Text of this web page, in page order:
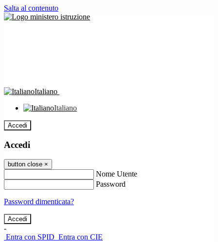
Salta al contenuto
Italiano
Italiano
Accedi
Accedi
button close ×
Nome Utente
Password
Password dimenticata?
-
Entra con SPID Entra con CIE